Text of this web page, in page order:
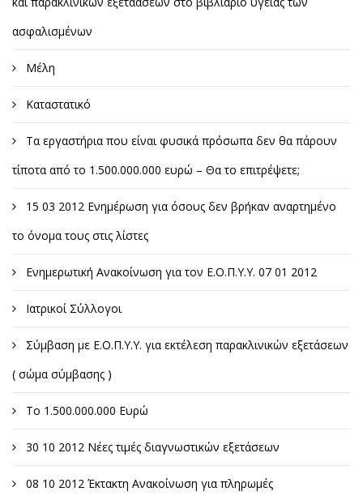
ασφαλισμένων
Μέλη
Καταστατικό
Τα εργαστήρια που είναι φυσικά πρόσωπα δεν θα πάρουν
τίποτα από το 1.500.000.000 ευρώ – Θα το επιτρέψετε;
15 03 2012 Ενημέρωση για όσους δεν βρήκαν αναρτημένο
το όνομα τους στις λίστες
Ενημερωτική Ανακοίνωση για τον Ε.Ο.Π.Υ.Υ. 07 01 2012
Ιατρικοί Σύλλογοι
Σύμβαση με Ε.Ο.Π.Υ.Υ. για εκτέλεση παρακλινικών εξετάσεων
( σώμα σύμβασης )
Το 1.500.000.000 Ευρώ
30 10 2012 Νέες τιμές διαγνωστικών εξετάσεων
08 10 2012 Έκτακτη Ανακοίνωση για πληρωμές